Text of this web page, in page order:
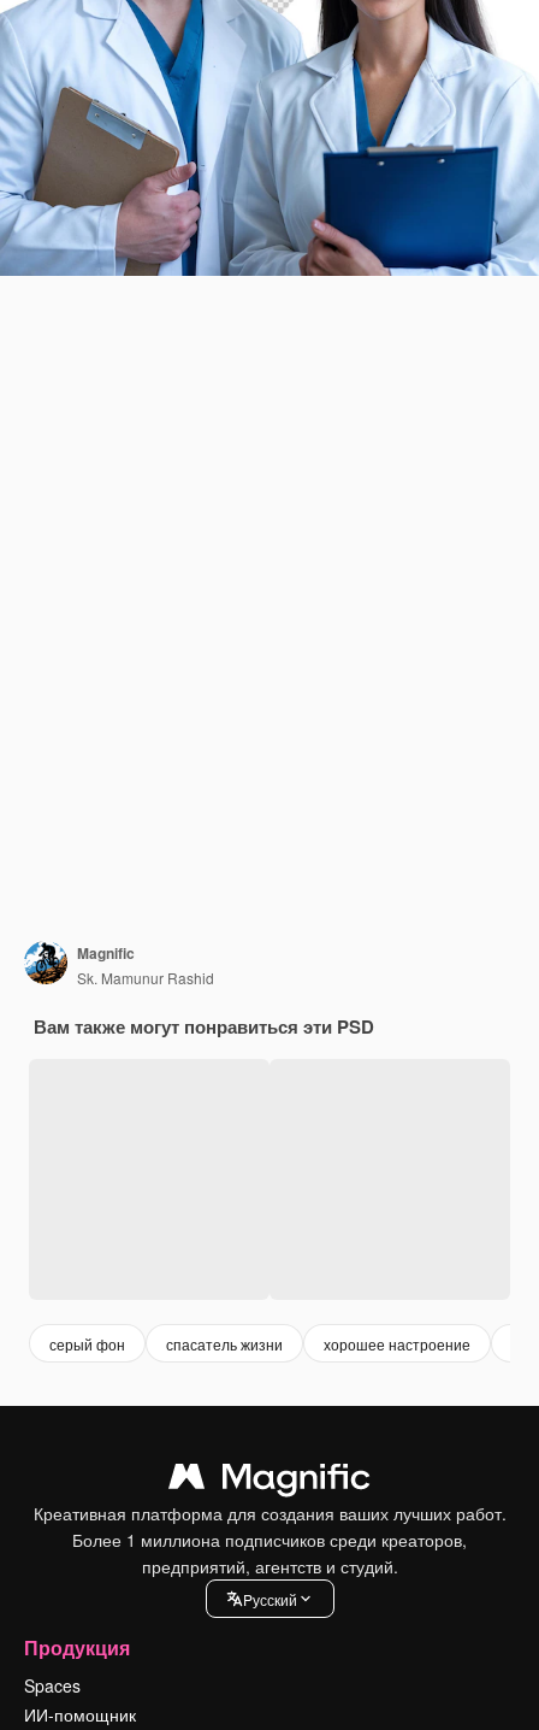
Magnific
Sk. Mamunur Rashid
Вам также могут понравиться эти PSD
серый фон спасатель жизни хорошее настроение
Креативная платформа для создания ваших лучших работ.
Более 1 миллиона подписчиков среди креаторов,
предприятий, агентств и студий.
Pусский
Продукция
Spaces
ИИ-помощник